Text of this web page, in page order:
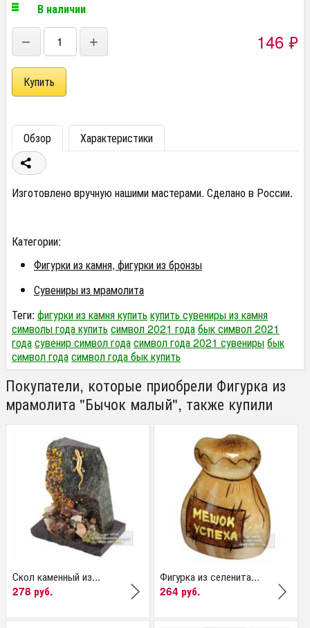
В наличии
− + 146 ₽
Обзор Характеристики
Изготовлено вручную нашими мастерами. Сделано в России.
Категории:
Фигурки из камня, фигурки из бронзы
Сувениры из мрамолита
Теги: фигурки из камня купить купить сувениры из камня
символы года купить символ 2021 годабык символ 2021
годасувенир символ годасимвол года 2021 сувенирыбык
символ годасимвол года бык купить
Покупатели, которые приобрели Фигурка из
мрамолита "Бычок малый", также купили
Скол каменный из...
278 руб.
Фигурка из селенита...
264 руб.